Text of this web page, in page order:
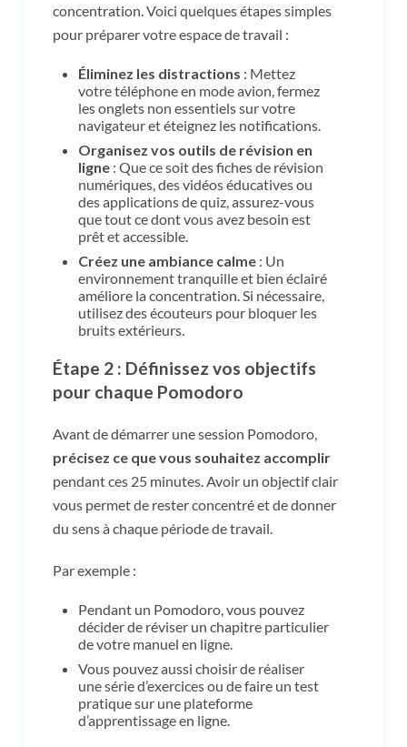
concentration. Voici quelques étapes simples
pour préparer votre espace de travail :
Éliminez les distractions : Mettez
votre téléphone en mode avion, fermez
les onglets non essentiels sur votre
navigateur et éteignez les notifications.
Organisez vos outils de révision en
ligne : Que ce soit des fiches de révision
numériques, des vidéos éducatives ou
des applications de quiz, assurez-vous
que tout ce dont vous avez besoin est
prêt et accessible.
Créez une ambiance calme : Un
environnement tranquille et bien éclairé
améliore la concentration. Si nécessaire,
utilisez des écouteurs pour bloquer les
bruits extérieurs.
Étape 2 : Définissez vos objectifs
pour chaque Pomodoro
Avant de démarrer une session Pomodoro,
précisez ce que vous souhaitez accomplir
pendant ces 25 minutes. Avoir un objectif clair
vous permet de rester concentré et de donner
du sens à chaque période de travail.
Par exemple :
Pendant un Pomodoro, vous pouvez
décider de réviser un chapitre particulier
de votre manuel en ligne.
Vous pouvez aussi choisir de réaliser
une série d’exercices ou de faire un test
pratique sur une plateforme
d’apprentissage en ligne.